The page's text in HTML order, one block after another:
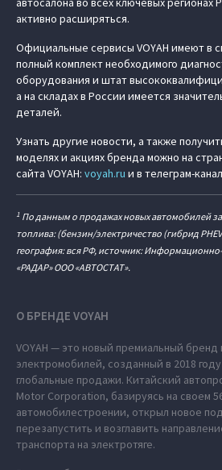
активно расширяться.
Официальные сервисы VOYAH имеют в
полный комплект необходимого
оборудования и штат
а на складах в России имеется
деталей.
Узнать другие новости, а также
моделях и акциях бренда можно на
сайта VOYAH: voyah.ru и в телеграм-
1 По данным о продажах новых автомобилей
топлива: (бензин/электричество (гибрид
география: вся РФ, источник:
«РАДАР» ООО «АВТОСТАТ».
О БРЕНДЕ VOYAH
VOYAH — это новый премиальный бренд
электромобилей, созданный в 2018
глобальные продажи. Китайский
Motor Corporation, базируясь на своем
автомобилестроении, открыл новое
перезапустить и возглавить
транспорта на электротяге.